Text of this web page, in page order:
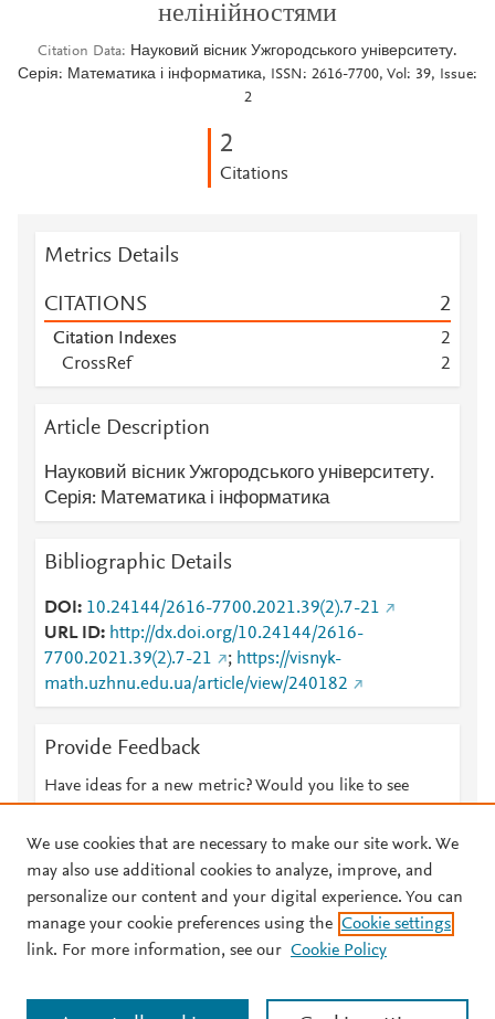
нелінійностями
Citation Data
Науковий вісник Ужгородського університету.
Серія: Математика і інформатика, ISSN: 2616-7700, Vol: 39, Issue:
2
2
Citations
Metrics Details
CITATIONS 2
Citation Indexes
2
CrossRef
2
Article Description
Науковий вісник Ужгородського університету.
Серія: Математика і інформатика
Bibliographic Details
DOI
10.24144/2616-7700.2021.39(2).7-21
URL ID
http://dx.doi.org/10.24144/2616-
7700.2021.39(2).7-21
; https://visnyk-
math.uzhnu.edu.ua/article/view/240182
Provide Feedback
Have ideas for a new metric? Would you like to see
© 2026 Plum Analytics Terms and Conditions Privacy policy
Cookies are used by this site. To decline or learn more, visit our
We use cookies that are necessary to make our site work. We
may also use additional cookies to analyze, improve, and
personalize our content and your digital experience. You can
manage your cookie preferences using the Cookie settings
link. For more information, see our Cookie Policy